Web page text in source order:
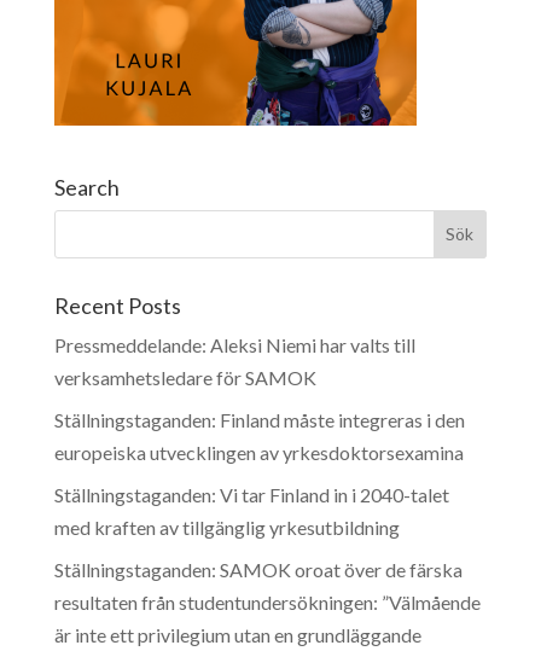
Search
Recent Posts
Pressmeddelande: Aleksi Niemi har valts till
verksamhetsledare för SAMOK
Ställningstaganden: Finland måste integreras i den
europeiska utvecklingen av yrkesdoktorsexamina
Ställningstaganden: Vi tar Finland in i 2040-talet
med kraften av tillgänglig yrkesutbildning
Ställningstaganden: SAMOK oroat över de färska
resultaten från studentundersökningen: ”Välmående
är inte ett privilegium utan en grundläggande